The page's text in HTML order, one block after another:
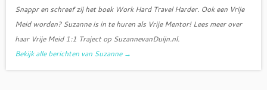
Snappr en schreef zij het boek Work Hard Travel Harder. Ook een Vrije
Meid worden? Suzanne is in te huren als Vrije Mentor! Lees meer over
haar Vrije Meid 1:1 Traject op SuzannevanDuijn.nl.
Bekijk alle berichten van Suzanne →